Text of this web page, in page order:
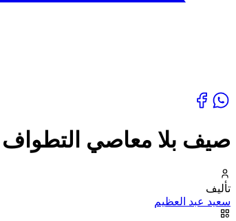
صيف بلا معاصي
تأليف
سعيد عبد العظيم